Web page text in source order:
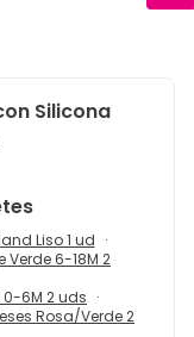
Silicona
Liso 1 ud
Verde 6-18M 2
0-6M 2 uds
Rosa/Verde 2